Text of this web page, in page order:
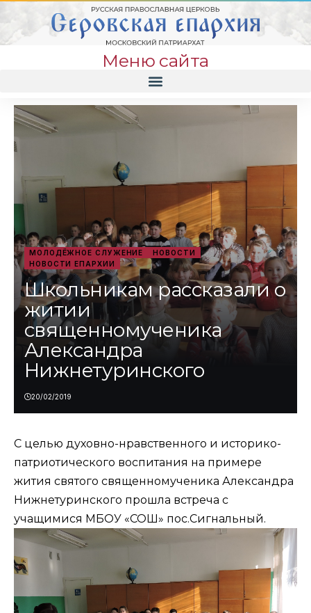
Меню сайта
МОЛОДЁЖНОЕ СЛУЖЕНИЕ
НОВОСТИ
НОВОСТИ ЕПАРХИИ
Школьникам рассказали о
житии
священномученика
Александра
Нижнетуринского
20/02/2019
С целью духовно-нравственного и историко-
патриотического воспитания на примере
жития святого священномученика Александра
Нижнетуринского прошла встреча с
учащимися МБОУ «СОШ» пос.Сигнальный.